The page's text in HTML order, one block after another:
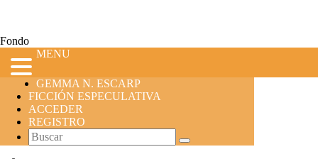
Fondo
MENU
GEMMA N. ESCARP
FICCIÓN ESPECULATIVA
ACCEDER
REGISTRO